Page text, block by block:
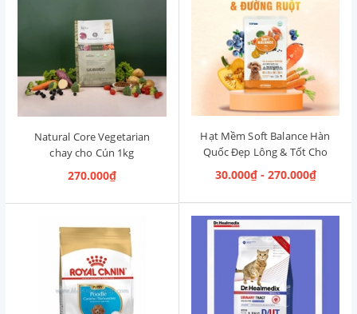
Natural Core Vegetarian
chay cho Cún 1kg
270.000₫
Hạt Mềm Soft Balance Hàn
Quốc Đẹp Lông & Tốt Cho
Đường Ruột 1.2kg [Cá Hồi,
Cún Mọi Độ Tuổi]
30.000₫ - 270.000₫